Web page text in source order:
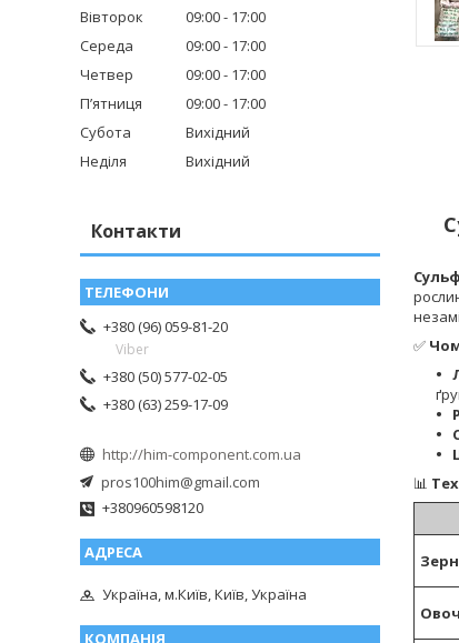
✅
📊
Вівторок
09:00
17:00
Середа
09:00
17:00
Четвер
09:00
17:00
Пʼятниця
09:00
17:00
Субота
Вихідний
Неділя
Вихідний
Контакти
+380 (96) 059-81-20
Viber
+380 (50) 577-02-05
+380 (63) 259-17-09
http://him-component.com.ua
pros100him@gmail.com
+380960598120
Україна, м.Київ, Київ, Україна